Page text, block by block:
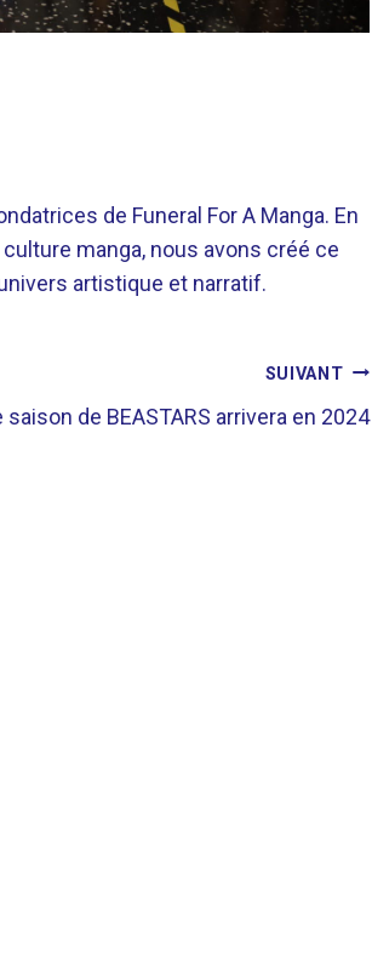
de Funeral For A Manga. En
manga, nous avons créé ce
artistique et narratif.
SUIVANT
saison de BEASTARS arrivera en 2024